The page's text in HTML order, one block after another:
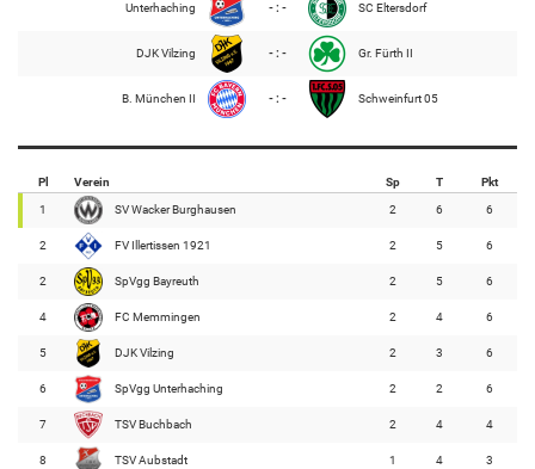
Unterhaching - : - SC Eltersdorf
DJK Vilzing - : - Gr. Fürth II
B. München II - : - Schweinfurt 05
Pl Verein Sp T Pkt
1 SV Wacker Burghausen 2 6 6
2 FV Illertissen 1921 2 5 6
2 SpVgg Bayreuth 2 5 6
4 FC Memmingen 2 4 6
5 DJK Vilzing 2 3 6
6 SpVgg Unterhaching 2 2 6
7 TSV Buchbach 2 4 4
8 TSV Aubstadt 1 4 3